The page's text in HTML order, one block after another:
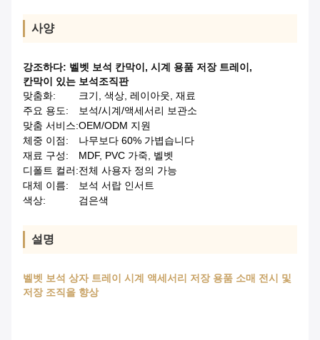
사양
강조하다: 벨벳 보석 칸막이 , 시계 용품 저장 트레이 ,
칸막이 있는 보석조직판
맞춤화:
크기, 색상, 레이아웃, 재료
주요 용도:
보석/시계/액세서리 보관소
맞춤 서비스:OEM/ODM 지원
체중 이점:
나무보다 60% 가볍습니다
재료 구성:
MDF, PVC 가죽, 벨벳
디폴트 컬러:전체 사용자 정의 가능
대체 이름:
보석 서랍 인서트
색상:
검은색
설명
벨벳 보석 상자 트레이 시계 액세서리 저장 용품 소매 전시 및
저장 조직을 향상